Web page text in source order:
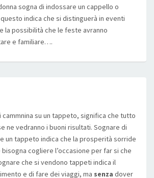
sogna di indossare un cappello o
indica che si distinguerà in eventi
la possibilità che le feste avranno
e familiare….
su un tappeto, significa che tutto
ne vedranno i buoni risultati. Sognare di
un tappeto indica che la prosperità sorride
cogliere l’occasione per far si che
che si vendono tappeti indica il
e di fare dei viaggi, ma senza dover